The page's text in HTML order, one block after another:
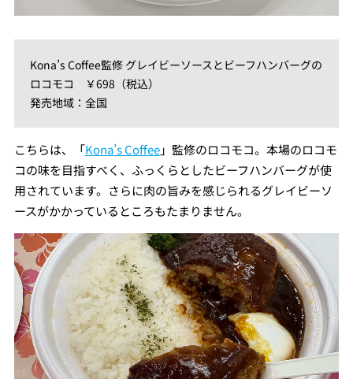
Kona’s Coffee監修 グレイビーソースとビーフハンバーグの
ロコモコ ￥698（税込）
発売地域：全国
こちらは、「Kona’s Coffee」監修のロコモコ。本場のロコモ
コの味を目指すべく、ふっくらとしたビーフハンバーグが使
用されています。さらに肉の旨みを感じられるグレイビーソ
ースがかかっているところもたまりません。